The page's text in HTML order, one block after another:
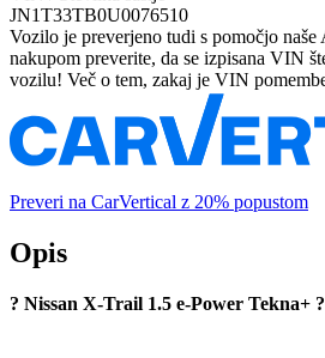
JN1T33TB0U0076510
Vozilo je preverjeno tudi s pomočjo
nakupom preverite, da se izpisana VIN
vozilu! Več o tem, zakaj je VIN
Preveri na CarVertical z 20% popustom
Opis
? Nissan X-Trail 1.5 e-Power Tekna+ ?